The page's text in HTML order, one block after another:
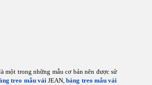
một trong những mẫu cơ bản nên được sử
treo mẫu vảiJEAN,bảng treo mẫu vải